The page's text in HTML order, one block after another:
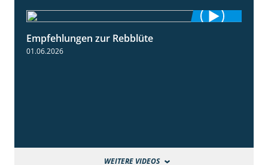
Empfehlungen zur Rebblüte
01.06.2026
WEITERE VIDEOS